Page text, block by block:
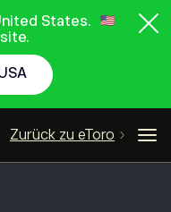
States.
Zurück zu eToro